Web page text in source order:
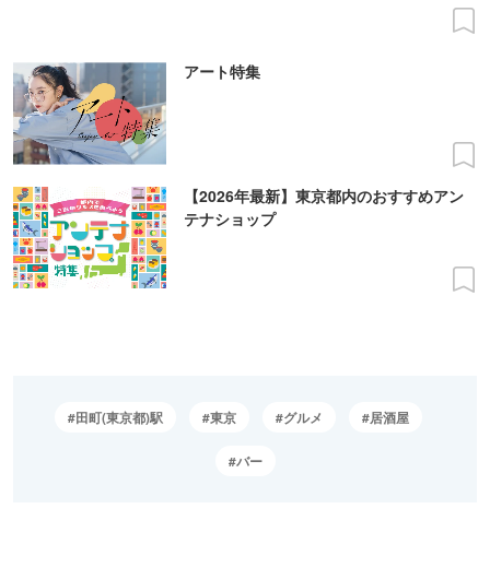
アート特集
【2026年最新】東京都内のおすすめアン
テナショップ
田町(東京都)駅 東京 グルメ 居酒屋
バー